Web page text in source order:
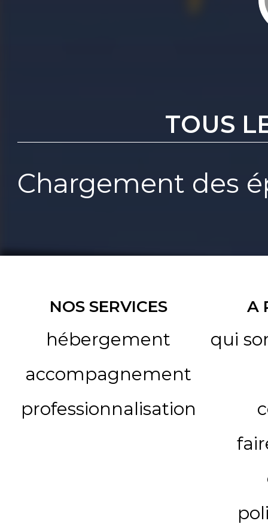
TOUS
Chargement des
NOS SERVICES
hébergement
accompagnement
professionnalisation
A
qui